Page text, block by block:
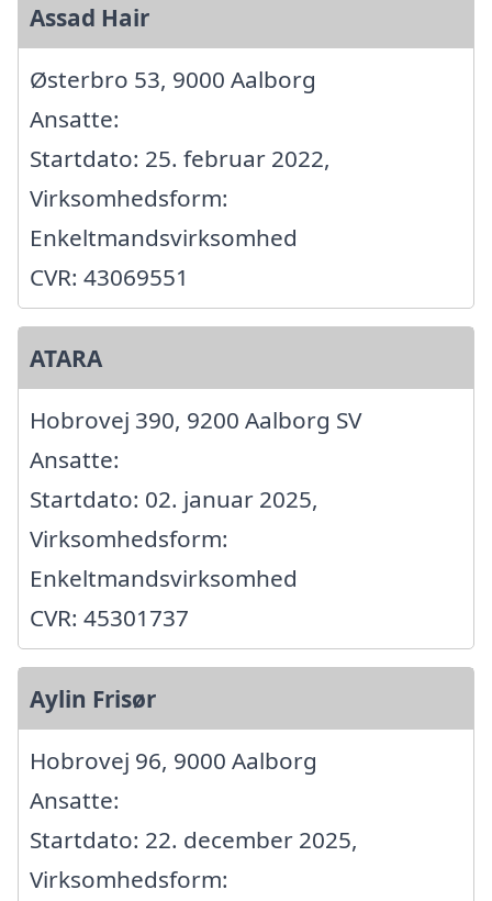
Assad Hair
Østerbro 53, 9000 Aalborg
Ansatte:
Startdato: 25. februar 2022,
Virksomhedsform:
Enkeltmandsvirksomhed
CVR: 43069551
ATARA
Hobrovej 390, 9200 Aalborg SV
Ansatte:
Startdato: 02. januar 2025,
Virksomhedsform:
Enkeltmandsvirksomhed
CVR: 45301737
Aylin Frisør
Hobrovej 96, 9000 Aalborg
Ansatte:
Startdato: 22. december 2025,
Virksomhedsform: